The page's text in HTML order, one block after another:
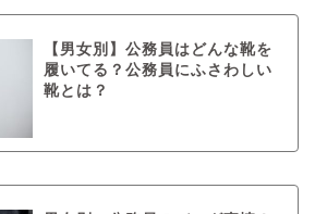
【男女別】公務員はどんな靴を
履いてる？公務員にふさわしい
靴とは？